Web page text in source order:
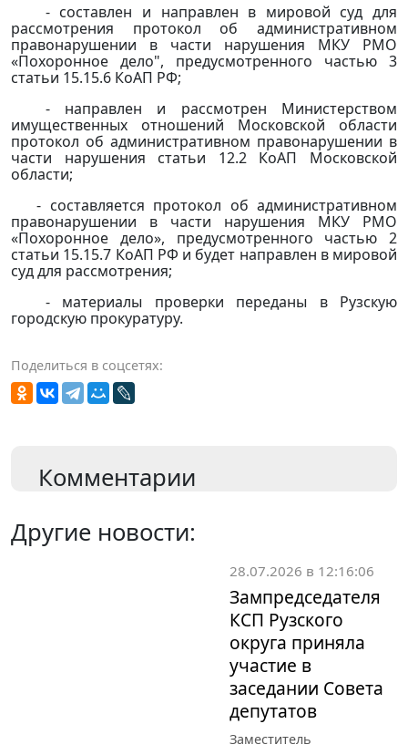
- составлен и направлен в мировой суд для
рассмотрения протокол об административном
правонарушении в части нарушения МКУ РМО
«Похоронное дело", предусмотренного
частью 3
статьи 15.15.6 КоАП РФ;
- направлен и рассмотрен Министерством
имущественных отношений Московской области
протокол об административном правонарушении в
части нарушения статьи
12.2 КоАП Московской
области;
- составляется протокол об административном
правонарушении в части нарушения МКУ РМО
«Похоронное дело», предусмотренного
частью 2
статьи 15.15.7 КоАП РФ и будет направлен в мировой
суд для рассмотрения;
- материалы проверки переданы в Рузскую
городскую прокуратуру.
Поделиться в соцсетях:
Комментарии
Другие новости:
28.07.2026 в 12:16:06
Зампредседателя
КСП Рузского
округа приняла
участие в
заседании Совета
депутатов
Заместитель